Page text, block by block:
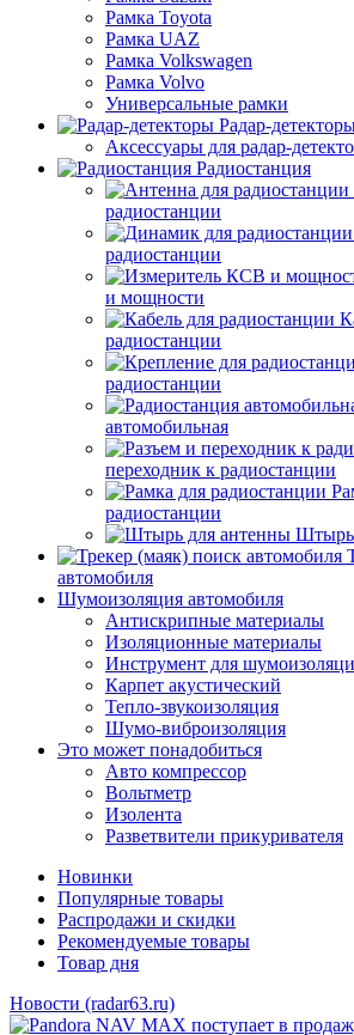
Рамка Toyota
Рамка UAZ
Рамка Volkswagen
Рамка Volvo
Универсальные рамки
Радар-
Аксессуары для радар-
Радиостанция
радиостанции
радиостанции
и мощности
радиостанции
радиостанции
автомобильная
переходник к радиостанции
радиостанции
Штырь
автомобиля
Шумоизоляция автомобиля
Антискрипные материалы
Изоляционные материалы
Инструмент для
Карпет акустический
Тепло-звукоизоляция
Шумо-виброизоляция
Это может понадобиться
Авто компрессор
Вольтметр
Изолента
Разветвители прикуривателя
Новинки
Популярные товары
Распродажи и скидки
Рекомендуемые товары
Товар дня
Новости (radar63.ru)